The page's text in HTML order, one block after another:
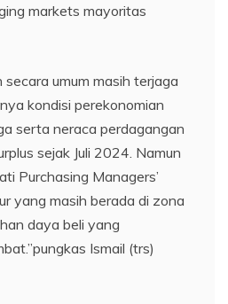
markets mayoritas
secara umum masih terjaga
kondisi perekonomian
serta neraca perdagangan
sejak Juli 2024. Namun
Purchasing Managers’
yang masih berada di zona
daya beli yang
Ismail (trs)